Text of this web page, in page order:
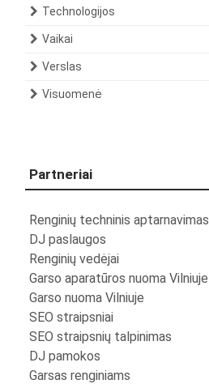
Technologijos
Vaikai
Verslas
Visuomenė
Partneriai
Renginių techninis aptarnavimas
DJ paslaugos
Renginių vedėjai
Garso aparatūros nuoma Vilniuje
Garso nuoma Vilniuje
SEO straipsniai
SEO straipsnių talpinimas
DJ pamokos
Garsas renginiams